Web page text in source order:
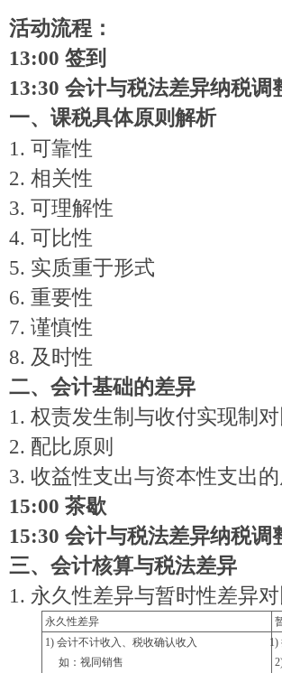
活动流程：
13:00 签到
13:30 会计与税法差异纳税调
一、课税具体原则解析
1. 可靠性
2. 相关性
3. 可理解性
4. 可比性
5. 实质重于形式
6. 重要性
7. 谨慎性
8. 及时性
二、会计基础的差异
1. 权责发生制与收付实现制
2. 配比原则
3. 收益性支出与资本性支出
15:00 茶歇
15:30 会计与税法差异纳税调
三、 会计核算与税法差异
1. 永久性差异与暂时性差异
永久性差异
1) 会计不计收入、税收确认收入
如：视同销售
1)